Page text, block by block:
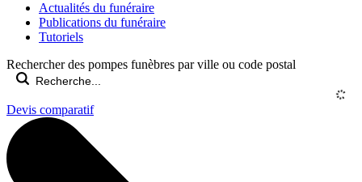
Actualités du funéraire
Publications du funéraire
Tutoriels
Rechercher des pompes funèbres par ville ou code postal
Devis comparatif